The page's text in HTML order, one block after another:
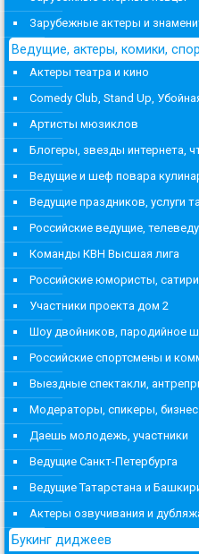
Зарубежные актеры и
Ведущие, актеры, комики,
Актеры театра и кино
Comedy Club, Stand Up,
Артисты мюзиклов
Блогеры, звезды интернета,
Ведущие и шеф повара
Ведущие праздников, услуги
Российские ведущие,
Команды КВН Высшая лига
Российские юмористы,
Участники проекта дом 2
Шоу двойников, пародийное
Российские спортсмены и
Выездные спектакли,
Модераторы, спикеры,
Даешь молодежь, участники
Ведущие Санкт-Петербурга
Ведущие Татарстана и
Актеры озвучивания и
Букинг диджеев